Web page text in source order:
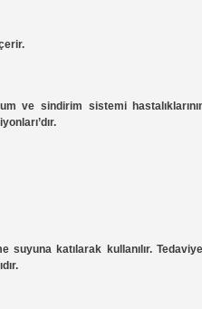
sindirim sistemi
katılarak kullanılır.